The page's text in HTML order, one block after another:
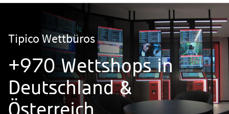
Tipico Wettbüros
+970 Wettshops in
Deutschland &